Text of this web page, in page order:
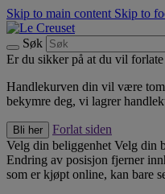
Skip to main content Skip to
Søk
Er du sikker på at du vil forlate
Handlekurven din vil være
bekymre deg, vi lagrer
Bli her
Forlat siden
Velg din beliggenhet Velg din
Endring av posisjon fjerner
som er kjøpt online, kan bare